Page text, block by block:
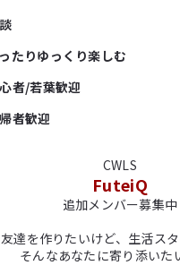
たりゆっくり楽しむ
者/若葉歓迎
者歓迎
CWLS
FuteiQ
追加メンバー募集中
達を作りたいけど、生活ス
そんなあなたに寄り添いた